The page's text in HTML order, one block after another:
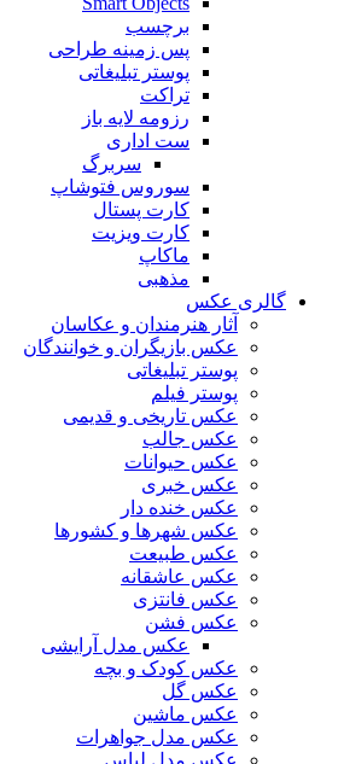
برچسب
پس زمینه طراحی
پوستر تبلیغاتی
تراکت
رزومه لایه باز
ست اداری
سربرگ
سوروس فتوشاپ
کارت پستال
کارت ویزیت
ماکاپ
مذهبی
گالری عکس
آثار هنرمندان و عکاسان
عکس بازیگران و خوانندگان
پوستر تبلیغاتی
پوستر فیلم
عکس تاریخی و قدیمی
عکس جالب
عکس حیوانات
عکس خبری
عکس خنده دار
عکس شهرها و کشورها
عکس طبیعت
عکس عاشقانه
عکس فانتزی
عکس فشن
عکس مدل آرایشی
عکس کودک و بچه
عکس گل
عکس ماشین
عکس مدل جواهرات